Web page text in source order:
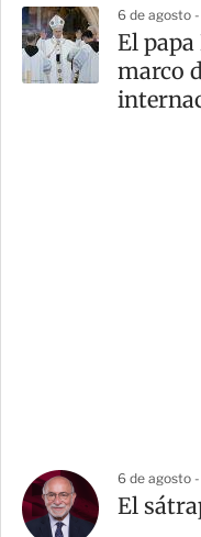
6 de agosto
El
marco
6 de agosto
El